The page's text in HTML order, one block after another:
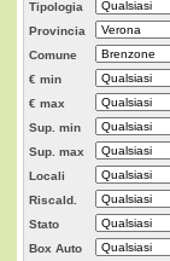
Tipologia
Provincia
Comune
€ min
€ max
Sup. min
Sup. max
Locali
Riscald.
Stato
Box Auto